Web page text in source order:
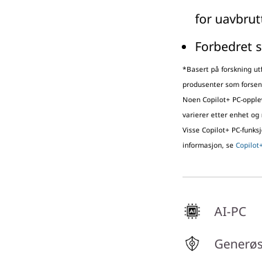
for
Forbedret
*Basert på forskning
produsenter som
Noen Copilot+ PC-
varierer etter enhet og
Visse Copilot+ PC-
informasjon, se
AI-PC